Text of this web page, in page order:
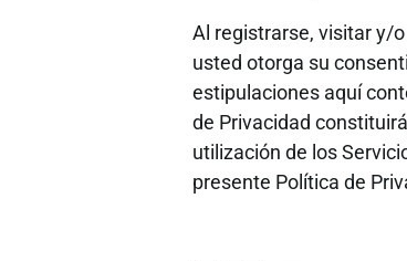
Al registrarse, visitar y/
usted otorga su
estipulaciones aquí
de Privacidad
utilización de los
presente Política de